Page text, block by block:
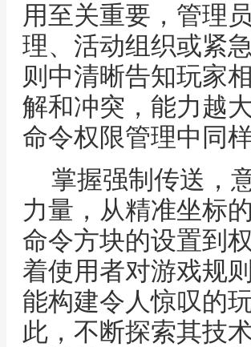
用至关重要，管理
理、活动组织或紧
则中清晰告知玩家
解和冲突，能力越
命令权限管理中同样
掌握强制传送，
力量，从精准坐标
命令方块的设置到
着使用者对游戏规
能构建令人惊叹的
此，不断探索其技